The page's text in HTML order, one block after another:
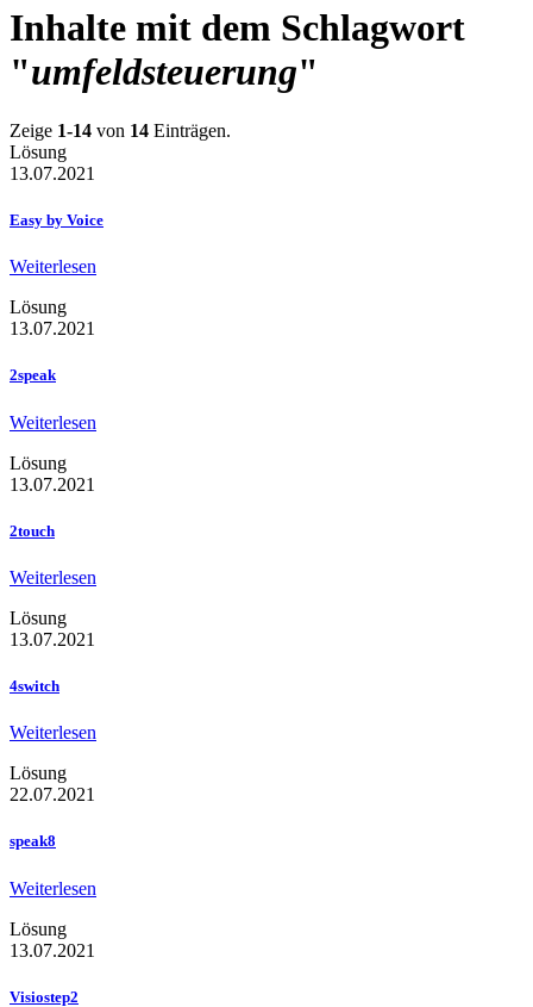
Inhalte mit dem Schlagwort
"umfeldsteuerung"
Zeige 1-14 von 14 Einträgen.
Lösung
13.07.2021
Easy by Voice
Weiterlesen
Lösung
13.07.2021
2speak
Weiterlesen
Lösung
13.07.2021
2touch
Weiterlesen
Lösung
13.07.2021
4switch
Weiterlesen
Lösung
22.07.2021
speak8
Weiterlesen
Lösung
13.07.2021
Visiostep2